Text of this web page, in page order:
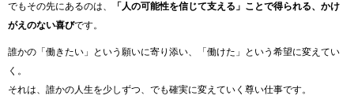
でもその先にあるのは、
「人の可能性を信じて支える」ことで得られる、かけ
がえのない喜びです。
誰かの「働きたい」という願いに寄り添い、「働けた」という希望に変えてい
く。
それは、誰かの人生を少しずつ、でも確実に変えていく尊い仕事です。